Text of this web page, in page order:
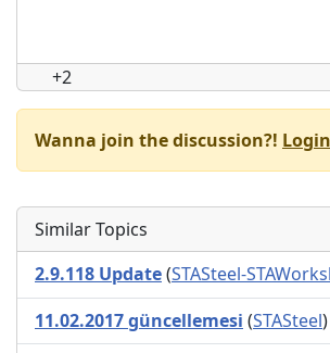
+2
Wanna join the discussion?!
Similar Topics
2.9.118 Update(STASteel-
11.02.2017 güncellemesi (STASteel